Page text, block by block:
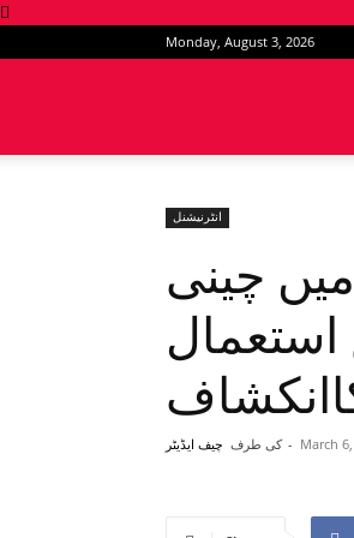
Monday, August 3, 2026
انٹرنیشنل
چینی
کی طرف چیف ایڈیٹر - March